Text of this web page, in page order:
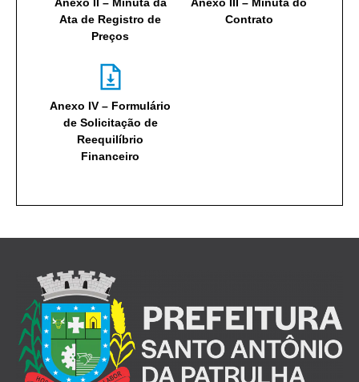
Anexo II – Minuta da
Ata de Registro de
Preços
Anexo III – Minuta do
Contrato
Anexo IV – Formulário
de Solicitação de
Reequilíbrio
Financeiro